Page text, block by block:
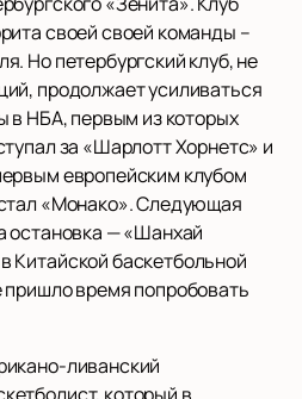
своей своей команды –
Но петербургский клуб, не
продолжает усиливаться
в НБА, первым из которых
за «Шарлотт Хорнетс» и
европейским клубом
«Монако». Следующая
остановка — «Шанхай
баскетбольной
время попробовать
ливанский